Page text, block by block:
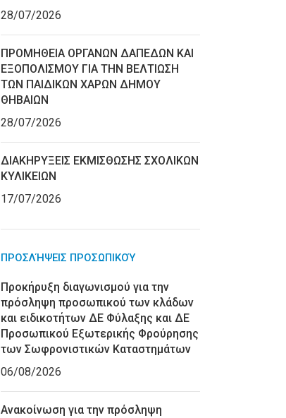
28/07/2026
ΠΡΟΜΗΘΕΙΑ ΟΡΓΑΝΩΝ ΔΑΠΕΔΩΝ ΚΑΙ
ΕΞΟΠΟΛΙΣΜΟΥ ΓΙΑ ΤΗΝ ΒΕΛΤΙΩΣΗ
ΤΩΝ ΠΑΙΔΙΚΩΝ ΧΑΡΩΝ ΔΗΜΟΥ
ΘΗΒΑΙΩΝ
28/07/2026
ΔΙΑΚΗΡΥΞΕΙΣ ΕΚΜΙΣΘΩΣΗΣ ΣΧΟΛΙΚΩΝ
ΚΥΛΙΚΕΙΩΝ
17/07/2026
ΠΡΟΣΛΉΨΕΙΣ ΠΡΟΣΩΠΙΚΟΎ
Προκήρυξη διαγωνισμού για την
πρόσληψη προσωπικού των κλάδων
και ειδικοτήτων ΔΕ Φύλαξης και ΔΕ
Προσωπικού Εξωτερικής Φρούρησης
των Σωφρονιστικών Καταστημάτων
06/08/2026
Ανακοίνωση για την πρόσληψη